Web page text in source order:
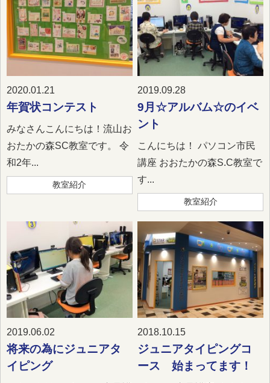
2020.01.21
年賀状コンテスト
みなさんこんにちは！流山お
おたかの森SC教室です。 令
和2年...
教室紹介
2019.09.28
9月☆アルバム☆のイベ
ント
こんにちは！ パソコン市民
講座 おおたかの森S.C教室で
す...
教室紹介
2019.06.02
将来の為にジュニアタ
イピング
2018.10.15
ジュニアタイピングコ
ース 始まってます！